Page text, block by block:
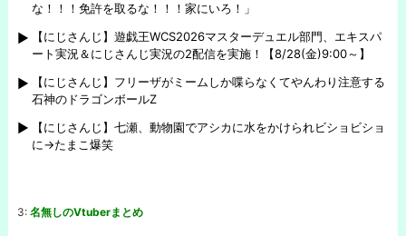
な！！！免許を取るな！！！家にいろ！」
【にじさんじ】遊戯王WCS2026マスターデュエル部門、エキスパ
ート実況＆にじさんじ実況の2配信を実施！【8/28(金)9:00～】
【にじさんじ】フリーザがミームしか喋らなくてやんわり注意する
石神のドラゴンボールZ
【にじさんじ】七瀬、動物園でアシカに水をかけられビショビショ
に→たまこ爆笑
3: 名無しのVtuberまとめ